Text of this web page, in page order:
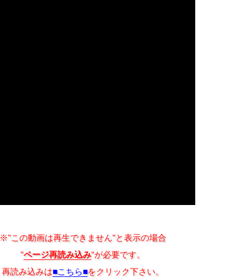
※"この動画は再生できません"と表示の場合
"ページ再読み込み"が必要です。
再読み込みは■こちら■をクリック下さい。